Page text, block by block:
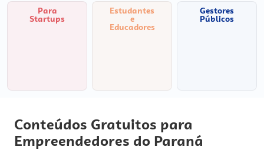
Para
Startups
Estudantes
e
Educadores
Gestores
Públicos
Conteúdos Gratuitos para
Empreendedores do Paraná